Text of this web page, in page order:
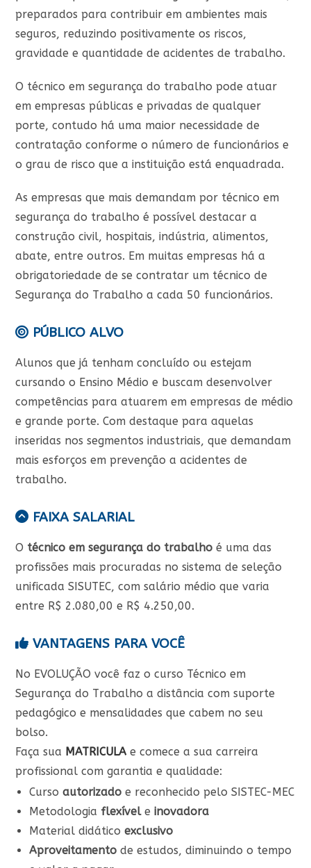
preparados para contribuir em ambientes mais
seguros, reduzindo positivamente os riscos,
gravidade e quantidade de acidentes de trabalho.
O técnico em segurança do trabalho pode atuar
em empresas públicas e privadas de qualquer
porte, contudo há uma maior necessidade de
contratação conforme o número de funcionários e
o grau de risco que a instituição está enquadrada.
As empresas que mais demandam por técnico em
segurança do trabalho é possível destacar a
construção civil, hospitais, indústria, alimentos,
abate, entre outros. Em muitas empresas há a
obrigatoriedade de se contratar um técnico de
Segurança do Trabalho a cada 50 funcionários.
PÚBLICO ALVO
Alunos que já tenham concluído ou estejam
cursando o Ensino Médio e buscam desenvolver
competências para atuarem em empresas de médio
e grande porte. Com destaque para aquelas
inseridas nos segmentos industriais, que demandam
mais esforços em prevenção a acidentes de
trabalho.
FAIXA SALARIAL
O técnico em segurança do trabalhoé uma das
profissões mais procuradas no sistema de seleção
unificada SISUTEC, com salário médio que varia
entre R$ 2.080,00 e R$ 4.250,00.
VANTAGENS PARA VOCÊ
No EVOLUÇÃO você faz o curso Técnico em
Segurança do Trabalho a distância com suporte
pedagógico e mensalidades que cabem no seu
bolso.
Faça sua MATRICULAe comece a sua carreira
profissional com garantia e qualidade:
Cursoautorizado e reconhecido pelo SISTEC-MEC
Metodologia flexívele inovadora
Material didáticoexclusivo
Aproveitamento de estudos, diminuindo o tempo